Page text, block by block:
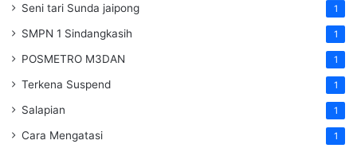
Seni tari Sunda jaipong 1
SMPN 1 Sindangkasih 1
POSMETRO M3DAN 1
Terkena Suspend 1
Salapian 1
Cara Mengatasi 1